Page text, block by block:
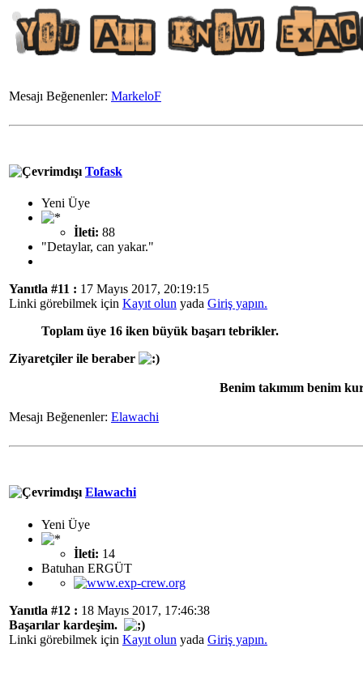
Mesajı Beğenenler: MarkeloF
Tofask
Yeni Üye
İleti: 88
"Detaylar, can yakar."
Yanıtla #11 : 17 Mayıs 2017, 20:19:15
Linki görebilmek için Kayıt olun yada Giriş yapın.
Toplam üye 16 iken büyük başarı tebrikler.
Ziyaretçiler ile beraber
Benim takımım benim
Mesajı Beğenenler: Elawachi
Elawachi
Yeni Üye
İleti: 14
Batuhan ERGÜT
Yanıtla #12 : 18 Mayıs 2017, 17:46:38
Başarılar kardeşim.
Linki görebilmek için Kayıt olun yada Giriş yapın.